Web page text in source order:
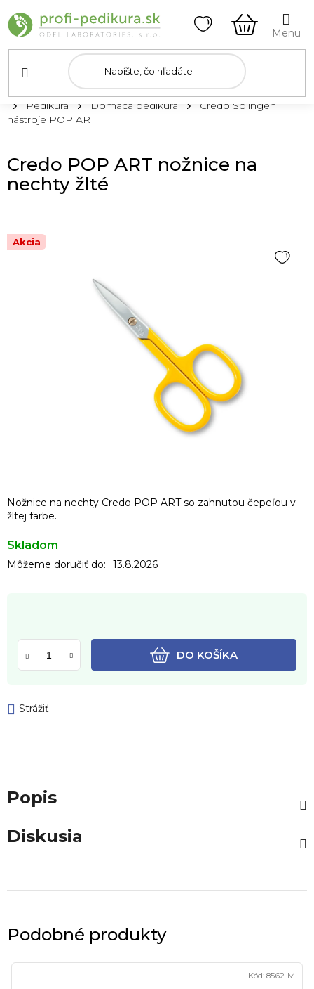
na
obsah
KOŠÍK
DomovPedikúra Domáca pedikúra
Credo Solingen
nástroje POP ART
Nožnice na nechty Credo POP ART so zahnutou čepeľou v
žltej farbe.
Skladom
Môžeme doručiť do: 13.8.2026
DO KOŠÍKA
Strážiť
Credo POP ART nožnice na
nechty žlté
Akcia
Popis
Diskusia
Podobné produkty
Kód: 8562-M